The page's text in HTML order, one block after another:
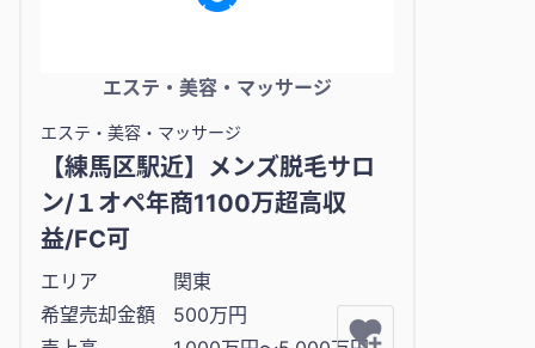
エステ・美容・マッサージ
エステ・美容・マッサージ
【練馬区駅近】メンズ脱毛サロ
ン/１オペ年商1100万超高収
益/FC可
エリア
関東
希望売却金額
500万円